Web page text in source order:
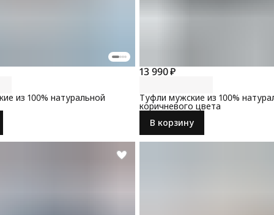
из 100% натуральной
13 990 ₽
Туфли мужские из 100%
коричневого цвета
В корзину